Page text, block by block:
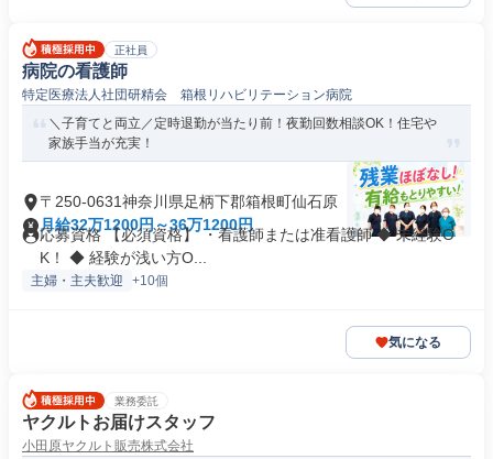
正社員
病院の看護師
特定医療法人社団研精会 箱根リハビリテーション病院
＼子育てと両立／定時退勤が当たり前！夜勤回数相談OK！住宅や
家族手当が充実！
〒250-0631神奈川県足柄下郡箱根町仙石原
月給32万1200円～36万1200円
応募資格 【必須資格】 ・看護師または准看護師 ◆ 未経験O
K！ ◆ 経験が浅い方O...
主婦・主夫歓迎 +10個
気になる
業務委託
ヤクルトお届けスタッフ
小田原ヤクルト販売株式会社